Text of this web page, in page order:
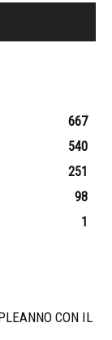
667
540
251
98
1
CON IL